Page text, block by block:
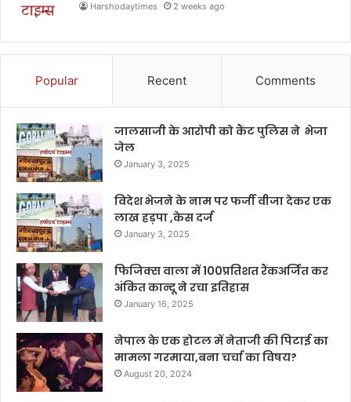
Harshodaytimes 2 weeks ago
Popular Recent Comments
जालसाजी के आरोपी को कैंट पुलिस ने भेजा
जेल
January 3, 2025
विदेश भेजने के नाम पर फर्जी वीजा देकर एक
लाख हड़पा ,केस दर्ज
January 3, 2025
फिजिक्स वाला में 100प्रतिशत रैंकअर्जित कर
अंकित कान्दू ने रचा इतिहास
January 16, 2025
नेपाल के एक होटल में नेताजी की पिटाई का
मामला गरमाया,बना चर्चा का विषय?
August 20, 2024